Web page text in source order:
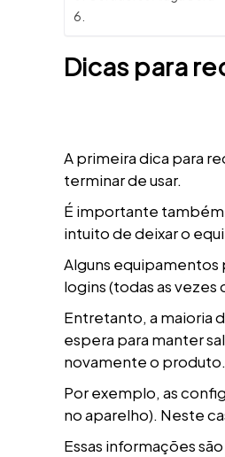
Dicas para
A primeira dica para
terminar de usar.
É importante também
intuito de deixar o
Alguns equipamentos
logins (todas as vezes
Entretanto, a maioria
espera para manter
novamente o produto.
Por exemplo, as
no aparelho). Neste
Essas informações